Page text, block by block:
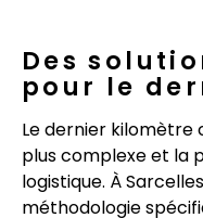
Des
pour le
Le dernier kilomètre
plus complexe et la
logistique. À
méthodologie